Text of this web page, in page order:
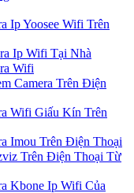
Ip Yoosee Wifi Trên
Ip Wifi Tại Nhà
Wifi
Camera Trên Điện
Wifi Giấu Kín Trên
Imou Trên Điện Thoại
Trên Điện Thoại Từ
Kbone Ip Wifi Của